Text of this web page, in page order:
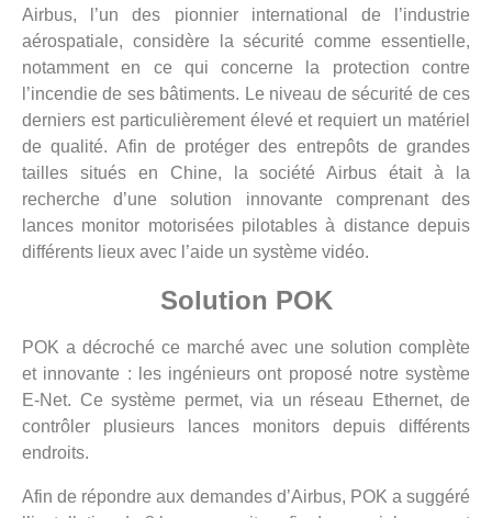
Airbus, l’un des pionnier international de l’industrie
aérospatiale, considère la sécurité comme essentielle,
notamment en ce qui concerne la protection contre
l’incendie de ses bâtiments. Le niveau de sécurité de ces
derniers est particulièrement élevé et requiert un matériel
de qualité. Afin de protéger des entrepôts de grandes
tailles situés en Chine, la société Airbus était à la
recherche d’une solution innovante comprenant des
lances monitor motorisées pilotables à distance depuis
différents lieux avec l’aide un système vidéo.
Solution POK
POK a décroché ce marché avec une solution complète
et innovante : les ingénieurs ont proposé notre système
E-Net. Ce système permet, via un réseau Ethernet, de
contrôler plusieurs lances monitors depuis différents
endroits.
Afin de répondre aux demandes d’Airbus, POK a suggéré